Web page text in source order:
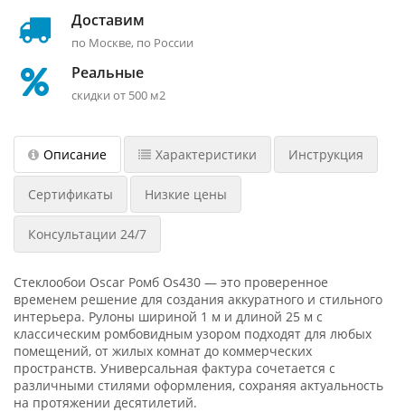
Доставим
по Москве, по России
Реальные
скидки от 500 м2
Описание Характеристики Инструкция
Сертификаты Низкие цены
Консультации 24/7
Стеклообои Oscar Ромб Os430 — это проверенное
временем решение для создания аккуратного и стильного
интерьера. Рулоны шириной 1 м и длиной 25 м с
классическим ромбовидным узором подходят для любых
помещений, от жилых комнат до коммерческих
пространств. Универсальная фактура сочетается с
различными стилями оформления, сохраняя актуальность
на протяжении десятилетий.